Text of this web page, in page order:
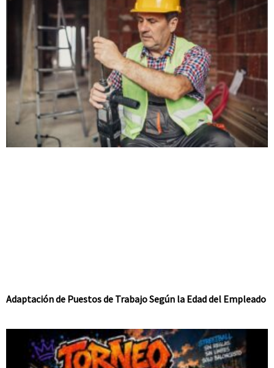
Adaptación de Puestos de Trabajo Según la Edad del Empleado